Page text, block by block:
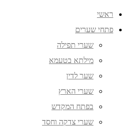
ראשי
פתחי שערים
שערי תפילה
מילתא בטעמא
שער לדין
שערי הארץ
בפתח המקדש
שערי צדקה וחסד